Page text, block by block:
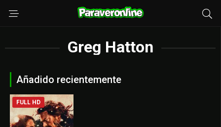
Greg Hatton
Añadido recientemente
FULL HD